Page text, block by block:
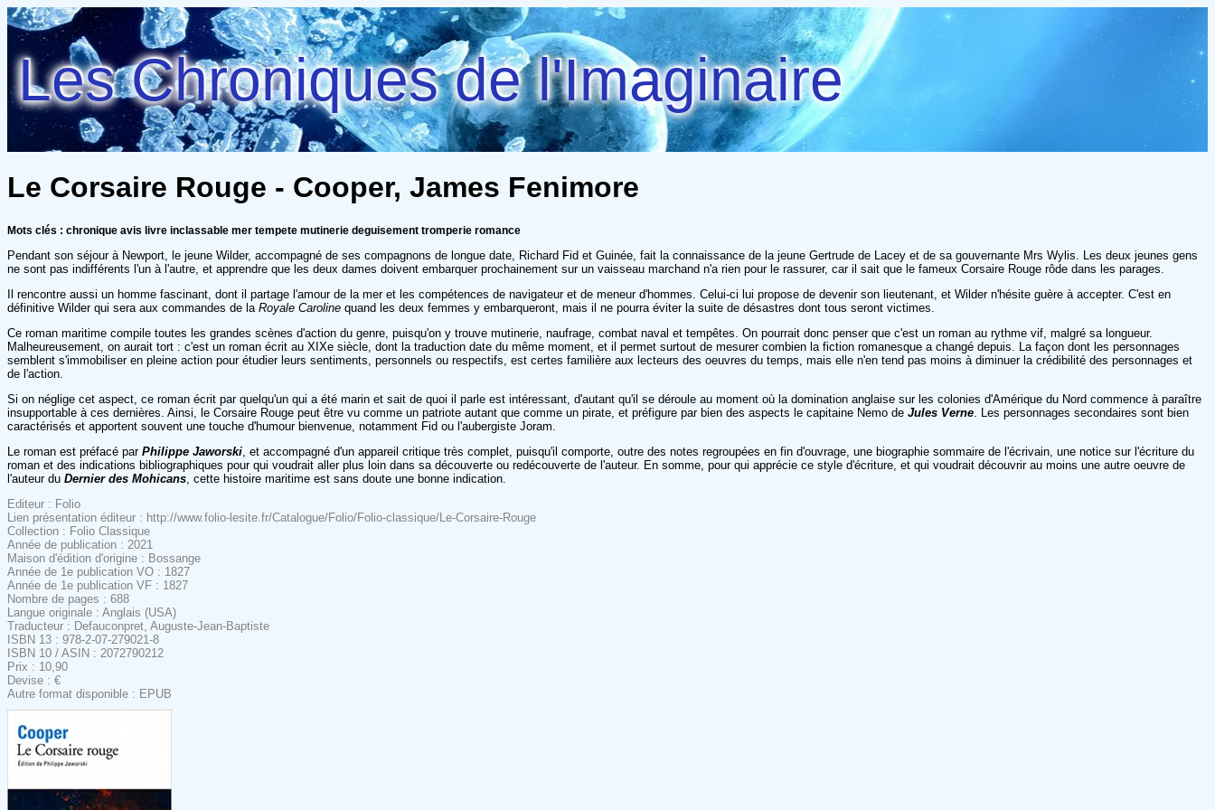
Les Chroniques de l'Imaginaire
Le Corsaire Rouge - Cooper, James Fenimore
Mots clés : chronique avis livre inclassable mer tempete mutinerie deguisement tromperie romance
Pendant son séjour à Newport, le jeune Wilder, accompagné de ses compagnons de longue date, Richard Fid et Guinée, fait la connaissance de la jeune Gertrude de Lacey et de sa gouvernante Mrs Wylis. Les deux jeunes gens
ne sont pas indifférents l'un à l'autre, et apprendre que les deux dames doivent embarquer prochainement sur un vaisseau marchand n'a rien pour le rassurer, car il sait que le fameux Corsaire Rouge rôde dans les parages.
Il rencontre aussi un homme fascinant, dont il partage l'amour de la mer et les compétences de navigateur et de meneur d'hommes. Celui-ci lui propose de devenir son lieutenant, et Wilder n'hésite guère à accepter. C'est en
définitive Wilder qui sera aux commandes de la Royale Caroline quand les deux femmes y embarqueront, mais il ne pourra éviter la suite de désastres dont tous seront victimes.
Ce roman maritime compile toutes les grandes scènes d'action du genre, puisqu'on y trouve mutinerie, naufrage, combat naval et tempêtes. On pourrait donc penser que c'est un roman au rythme vif, malgré sa longueur.
Malheureusement, on aurait tort : c'est un roman écrit au XIXe siècle, dont la traduction date du même moment, et il permet surtout de mesurer combien la fiction romanesque a changé depuis. La façon dont les personnages
semblent s'immobiliser en pleine action pour étudier leurs sentiments, personnels ou respectifs, est certes familière aux lecteurs des oeuvres du temps, mais elle n'en tend pas moins à diminuer la crédibilité des personnages et
de l'action.
Si on néglige cet aspect, ce roman écrit par quelqu'un qui a été marin et sait de quoi il parle est intéressant, d'autant qu'il se déroule au moment où la domination anglaise sur les colonies d'Amérique du Nord commence à paraître
insupportable à ces dernières. Ainsi, le Corsaire Rouge peut être vu comme un patriote autant que comme un pirate, et préfigure par bien des aspects le capitaine Nemo de Jules Verne . Les personnages secondaires sont bien
caractérisés et apportent souvent une touche d'humour bienvenue, notamment Fid ou l'aubergiste Joram.
Le roman est préfacé par Philippe Jaworski , et accompagné d'un appareil critique très complet, puisqu'il comporte, outre des notes regroupées en fin d'ouvrage, une biographie sommaire de l'écrivain, une notice sur l'écriture du
roman et des indications bibliographiques pour qui voudrait aller plus loin dans sa découverte ou redécouverte de l'auteur. En somme, pour qui apprécie ce style d'écriture, et qui voudrait découvrir au moins une autre oeuvre de
l'auteur du Dernier des Mohicans , cette histoire maritime est sans doute une bonne indication.
Editeur : Folio
Lien présentation éditeur : http://www.folio-lesite.fr/Catalogue/Folio/Folio-classique/Le-Corsaire-Rouge
Collection : Folio Classique
Année de publication : 2021
Maison d'édition d'origine : Bossange
Année de 1e publication VO : 1827
Année de 1e publication VF : 1827
Nombre de pages : 688
Langue originale : Anglais (USA)
Traducteur : Defauconpret, Auguste-Jean-Baptiste
ISBN 13 : 978-2-07-279021-8
ISBN 10 / ASIN : 2072790212
Prix : 10,90
Devise : €
Autre format disponible : EPUB